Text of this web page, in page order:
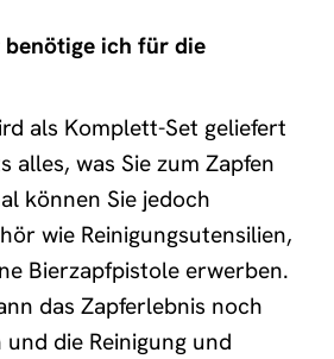
ich für die
als Komplett-Set geliefert
alles, was Sie zum Zapfen
können Sie jedoch
wie Reinigungsutensilien,
Bierzapfpistole erwerben.
das Zapferlebnis noch
die Reinigung und